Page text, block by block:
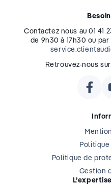
Contactez nous au 01 41
de 9h30 à 17h30 ou
Retrouvez-nous
Politique de
Gestion